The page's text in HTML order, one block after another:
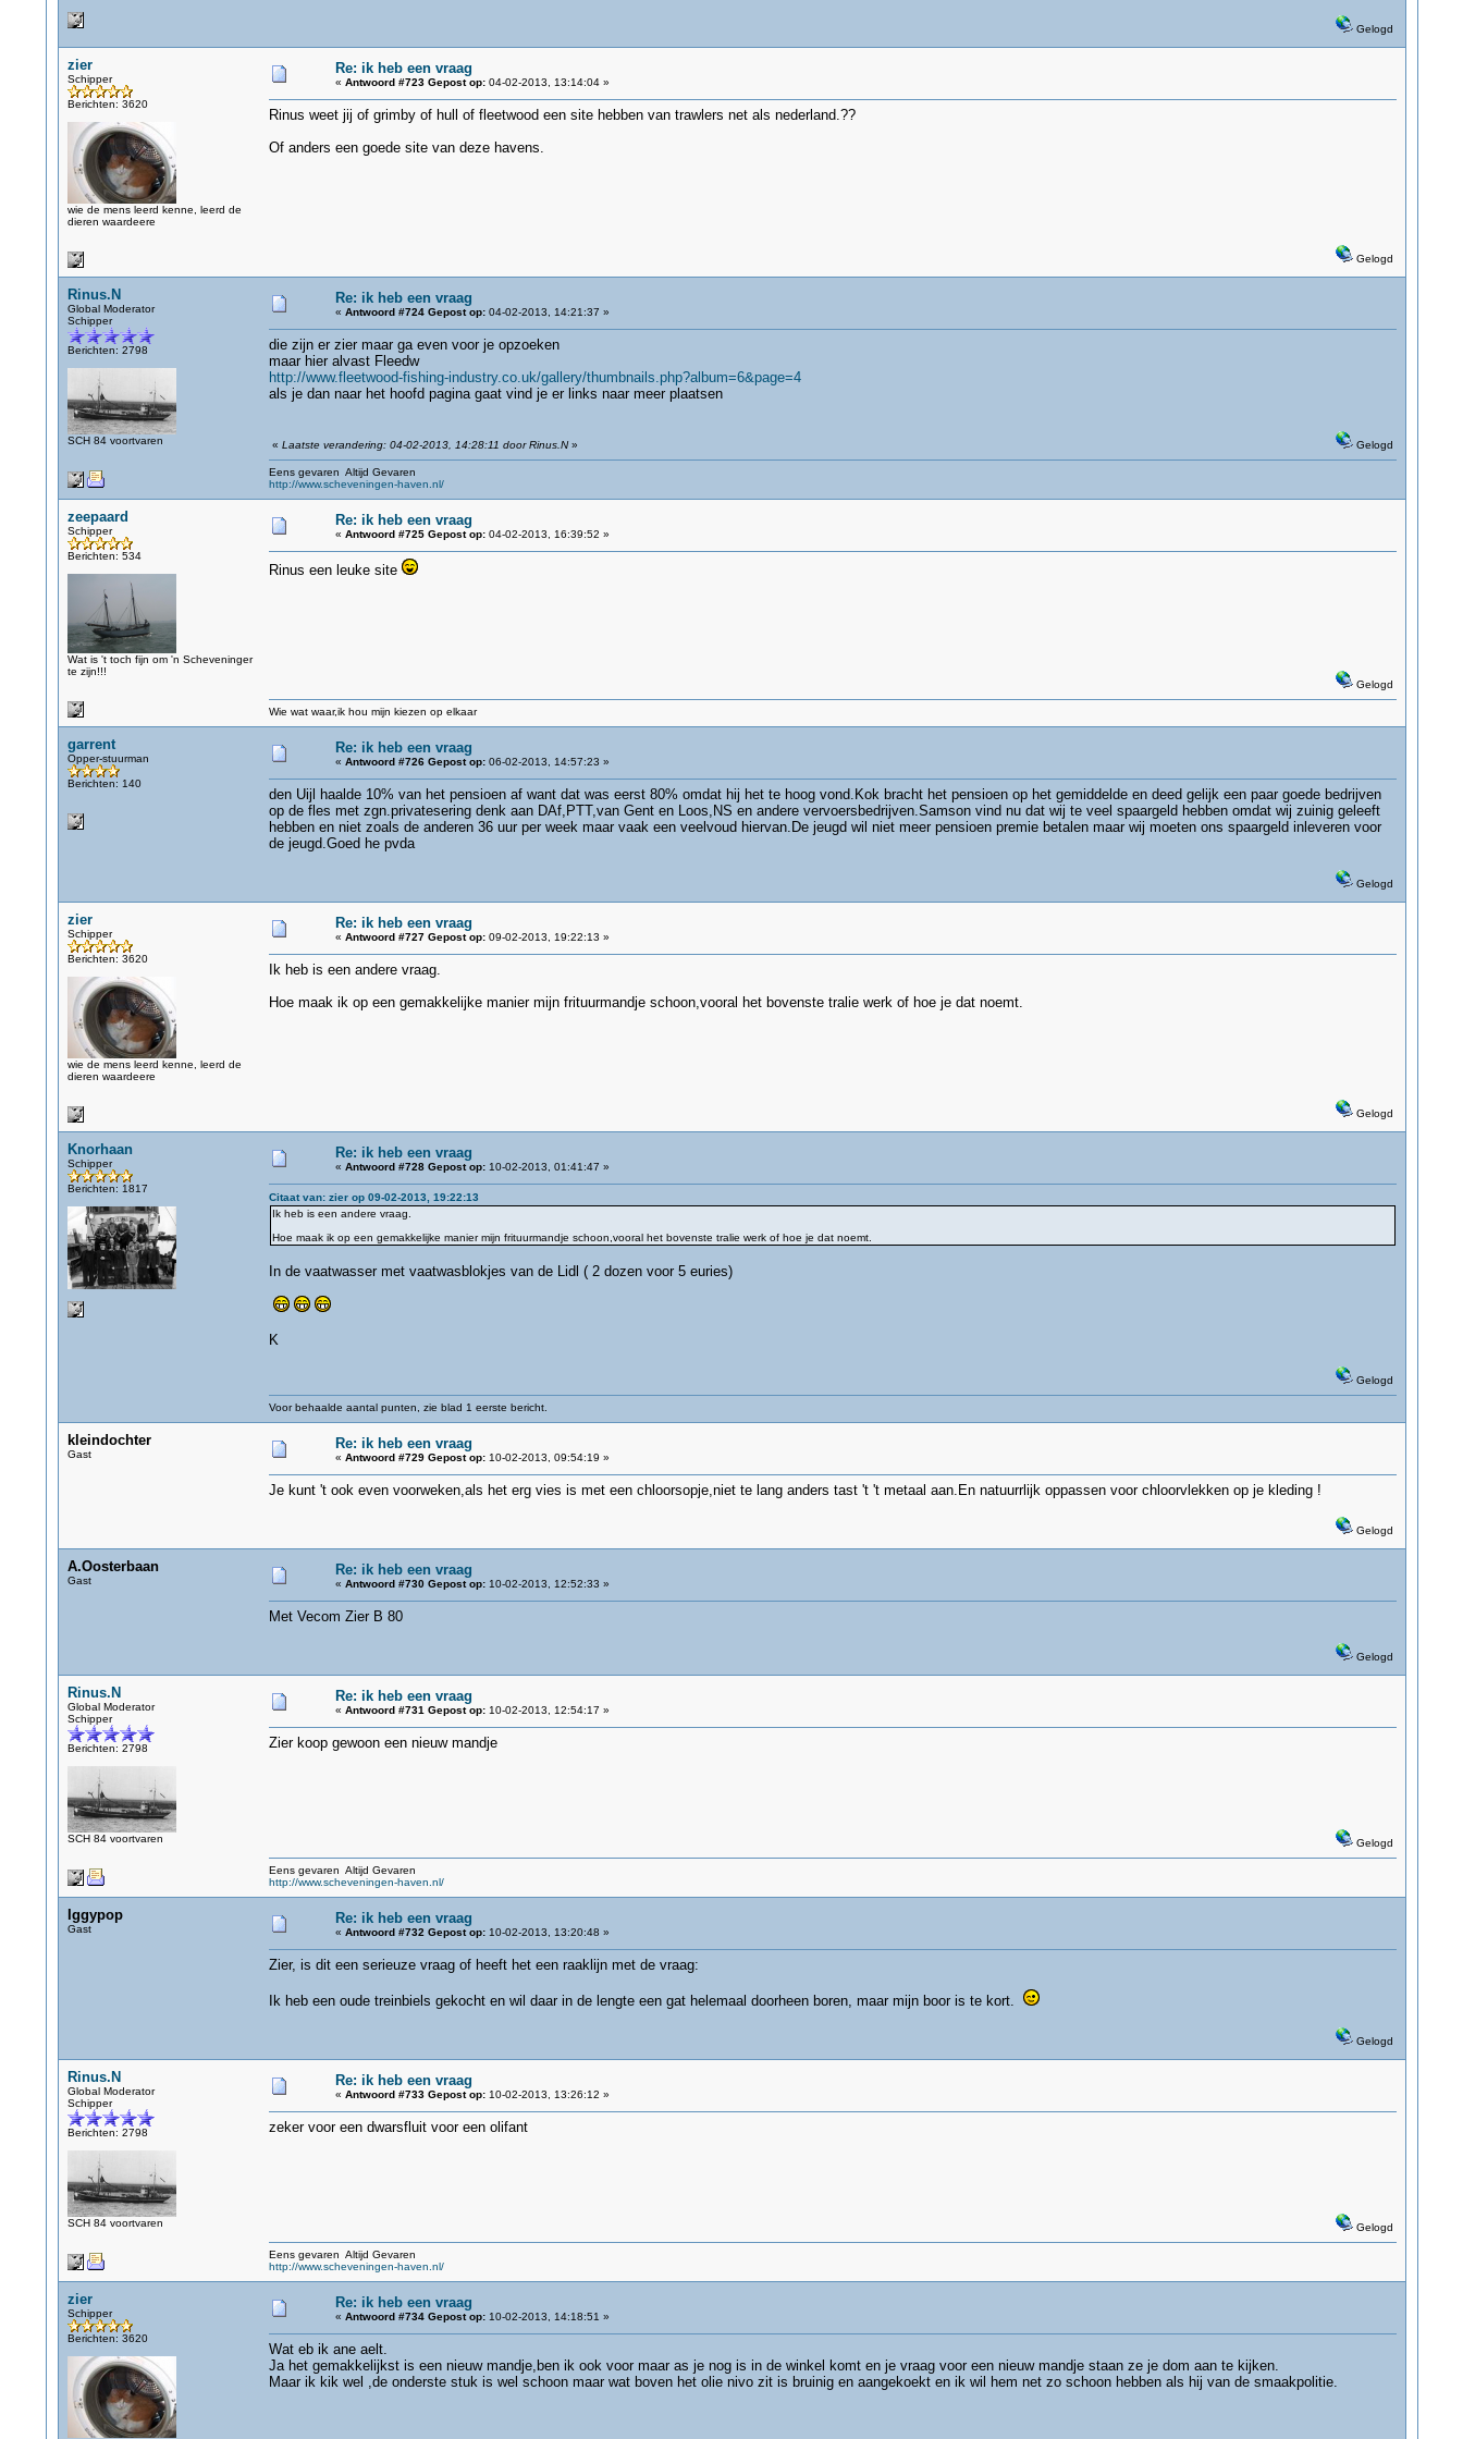
Gelogd
zier
Schipper
Berichten: 3620
wie de mens leerd kenne, leerd de
dieren waardeere
Re: ik heb een vraag
« Antwoord #723 Gepost op:04-02-2013, 13:14:04 »
Rinus weet jij of grimby of hull of fleetwood een site hebben van trawlers net als nederland.??
Of anders een goede site van deze havens.
Gelogd
Rinus.N
Global Moderator
Schipper
Berichten: 2798
SCH 84 voortvaren
Re: ik heb een vraag
« Antwoord #724 Gepost op:04-02-2013, 14:21:37 »
die zijn er zier maar ga even voor je opzoeken
maar hier alvast Fleedw
http://www.fleetwood-fishing-industry.co.uk/gallery/thumbnails.php?album=6&page=4
als je dan naar het hoofd pagina gaat vind je er links naar meer plaatsen
« Laatste verandering: 04-02-2013, 14:28:11 door Rinus.N» Gelogd
Eens gevaren Altijd Gevaren
http://www.scheveningen-haven.nl/
zeepaard
Schipper
Berichten: 534
Wat is 't toch fijn om 'n Scheveninger
te zijn!!!
Re: ik heb een vraag
« Antwoord #725 Gepost op:04-02-2013, 16:39:52 »
Rinus een leuke site
Gelogd
Wie wat waar,ik hou mijn kiezen op elkaar
garrent
Opper-stuurman
Berichten: 140
Re: ik heb een vraag
« Antwoord #726 Gepost op:06-02-2013, 14:57:23 »
den Uijl haalde 10% van het pensioen af want dat was eerst 80% omdat hij het te hoog vond.Kok bracht het pensioen op het gemiddelde en deed gelijk een paar goede bedrijven
op de fles met zgn.privatesering denk aan DAf,PTT,van Gent en Loos,NS en andere vervoersbedrijven.Samson vind nu dat wij te veel spaargeld hebben omdat wij zuinig geleeft
hebben en niet zoals de anderen 36 uur per week maar vaak een veelvoud hiervan.De jeugd wil niet meer pensioen premie betalen maar wij moeten ons spaargeld inleveren voor
de jeugd.Goed he pvda
Gelogd
zier
Schipper
Berichten: 3620
wie de mens leerd kenne, leerd de
dieren waardeere
Re: ik heb een vraag
« Antwoord #727 Gepost op:09-02-2013, 19:22:13 »
Ik heb is een andere vraag.
Hoe maak ik op een gemakkelijke manier mijn frituurmandje schoon,vooral het bovenste tralie werk of hoe je dat noemt.
Gelogd
Knorhaan
Schipper
Berichten: 1817
Re: ik heb een vraag
« Antwoord #728 Gepost op:10-02-2013, 01:41:47 »
Citaat van: zier op 09-02-2013, 19:22:13
Ik heb is een andere vraag.
Hoe maak ik op een gemakkelijke manier mijn frituurmandje schoon,vooral het bovenste tralie werk of hoe je dat noemt.
In de vaatwasser met vaatwasblokjes van de Lidl ( 2 dozen voor 5 euries)
K
Gelogd
Voor behaalde aantal punten, zie blad 1 eerste bericht.
kleindochter
Gast
Re: ik heb een vraag
« Antwoord #729 Gepost op:10-02-2013, 09:54:19 »
Je kunt 't ook even voorweken,als het erg vies is met een chloorsopje,niet te lang anders tast 't 't metaal aan.En natuurrlijk oppassen voor chloorvlekken op je kleding !
Gelogd
A.Oosterbaan
Gast
Re: ik heb een vraag
« Antwoord #730 Gepost op:10-02-2013, 12:52:33 »
Met Vecom Zier B 80
Gelogd
Rinus.N
Global Moderator
Schipper
Berichten: 2798
SCH 84 voortvaren
Re: ik heb een vraag
« Antwoord #731 Gepost op:10-02-2013, 12:54:17 »
Zier koop gewoon een nieuw mandje
Gelogd
Eens gevaren Altijd Gevaren
http://www.scheveningen-haven.nl/
Iggypop
Gast
Re: ik heb een vraag
« Antwoord #732 Gepost op:10-02-2013, 13:20:48 »
Zier, is dit een serieuze vraag of heeft het een raaklijn met de vraag:
Ik heb een oude treinbiels gekocht en wil daar in de lengte een gat helemaal doorheen boren, maar mijn boor is te kort.
Gelogd
Rinus.N
Global Moderator
Schipper
Berichten: 2798
SCH 84 voortvaren
Re: ik heb een vraag
« Antwoord #733 Gepost op:10-02-2013, 13:26:12 »
zeker voor een dwarsfluit voor een olifant
Gelogd
Eens gevaren Altijd Gevaren
http://www.scheveningen-haven.nl/
zier
Schipper
Berichten: 3620
Re: ik heb een vraag
« Antwoord #734 Gepost op:10-02-2013, 14:18:51 »
Wat eb ik ane aelt.
Ja het gemakkelijkst is een nieuw mandje,ben ik ook voor maar as je nog is in de winkel komt en je vraag voor een nieuw mandje staan ze je dom aan te kijken.
Maar ik kik wel ,de onderste stuk is wel schoon maar wat boven het olie nivo zit is bruinig en aangekoekt en ik wil hem net zo schoon hebben als hij van de smaakpolitie.